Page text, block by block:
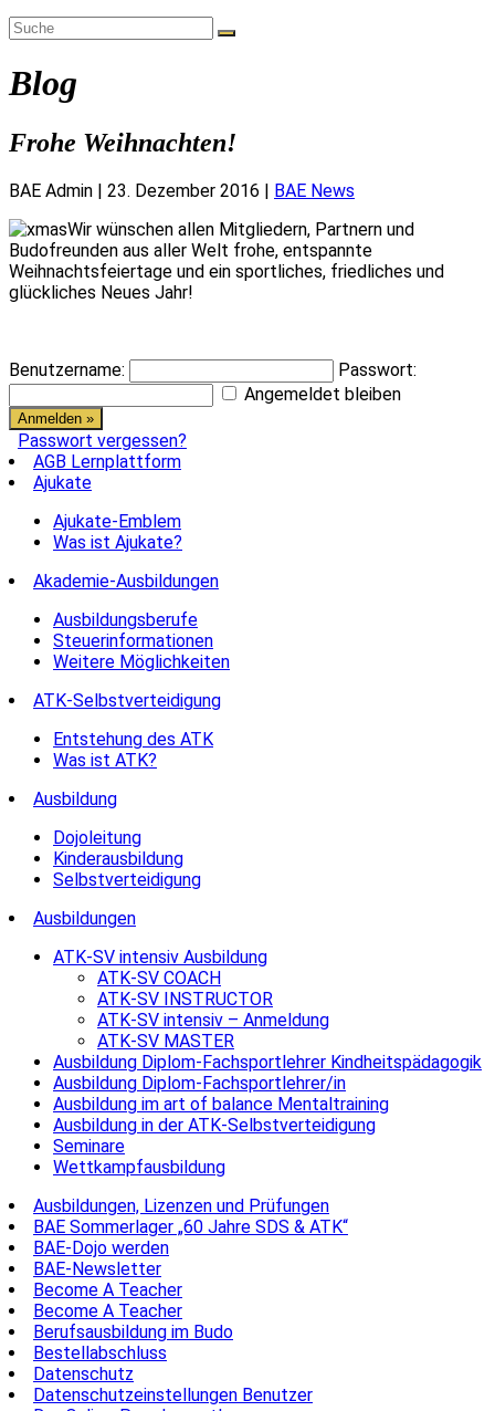
Blog
Frohe Weihnachten!
BAE Admin | 23. Dezember 2016 | BAE News
Wir wünschen allen Mitgliedern, Partnern und
Budofreunden aus aller Welt frohe, entspannte
Weihnachtsfeiertage und ein sportliches, friedliches und
glückliches Neues Jahr!
Benutzername:
Passwort:
Angemeldet bleiben
Passwort vergessen?
AGB Lernplattform
Ajukate
Ajukate-Emblem
Was ist Ajukate?
Akademie-Ausbildungen
Ausbildungsberufe
Steuerinformationen
Weitere Möglichkeiten
ATK-Selbstverteidigung
Entstehung des ATK
Was ist ATK?
Ausbildung
Dojoleitung
Kinderausbildung
Selbstverteidigung
Ausbildungen
ATK-SV intensiv Ausbildung
ATK-SV COACH
ATK-SV INSTRUCTOR
ATK-SV intensiv – Anmeldung
ATK-SV MASTER
Ausbildung Diplom-Fachsportlehrer Kindheitspädagogik
Ausbildung Diplom-Fachsportlehrer/in
Ausbildung im art of balance Mentaltraining
Ausbildung in der ATK-Selbstverteidigung
Seminare
Wettkampfausbildung
Ausbildungen, Lizenzen und Prüfungen
BAE Sommerlager „60 Jahre SDS & ATK“
BAE-Dojo werden
BAE-Newsletter
Become A Teacher
Become A Teacher
Berufsausbildung im Budo
Bestellabschluss
Datenschutz
Datenschutzeinstellungen Benutzer